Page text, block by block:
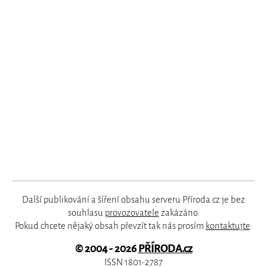
Další publikování a šíření obsahu serveru Příroda.cz je bez
souhlasu provozovatele zakázáno.
Pokud chcete nějaký obsah převzít tak nás prosím kontaktujte.
© 2004 - 2026PŘÍRODA.cz
ISSN 1801-2787